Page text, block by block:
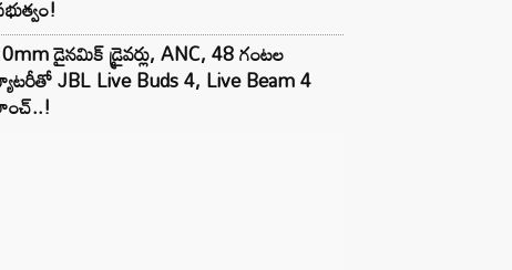
డైనమిక్ డ్రైవర్లు, ANC, 48 గంటల
JBL Live Buds 4, Live Beam 4